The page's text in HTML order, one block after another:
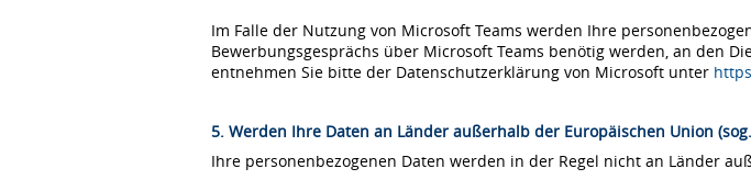
Im Falle der Nutzung von Microsoft Teams werden Ihre
Bewerbungsgesprächs über Microsoft Teams benötig werden, an den
entnehmen Sie bitte der Datenschutzerklärung von Microsoft unter
5. Werden Ihre Daten an Länder außerhalb der Europäischen Union
Ihre personenbezogenen Daten werden in der Regel nicht an Länder